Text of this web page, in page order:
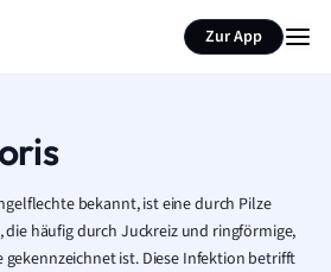
Zur App
bekannt, ist eine durch Pilze
häufig durch Juckreiz und ringförmige,
gekennzeichnet ist. Diese Infektion betrifft